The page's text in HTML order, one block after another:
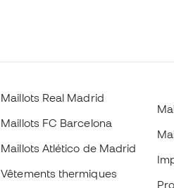
Maillots Real Madrid
Maillots FC Barcelona
Maillots Atlético de Madrid
Vêtements thermiques